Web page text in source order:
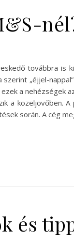
továbbra is
„éjjel-
a nehézségek
a közeljövőben. A
során. A cég
és